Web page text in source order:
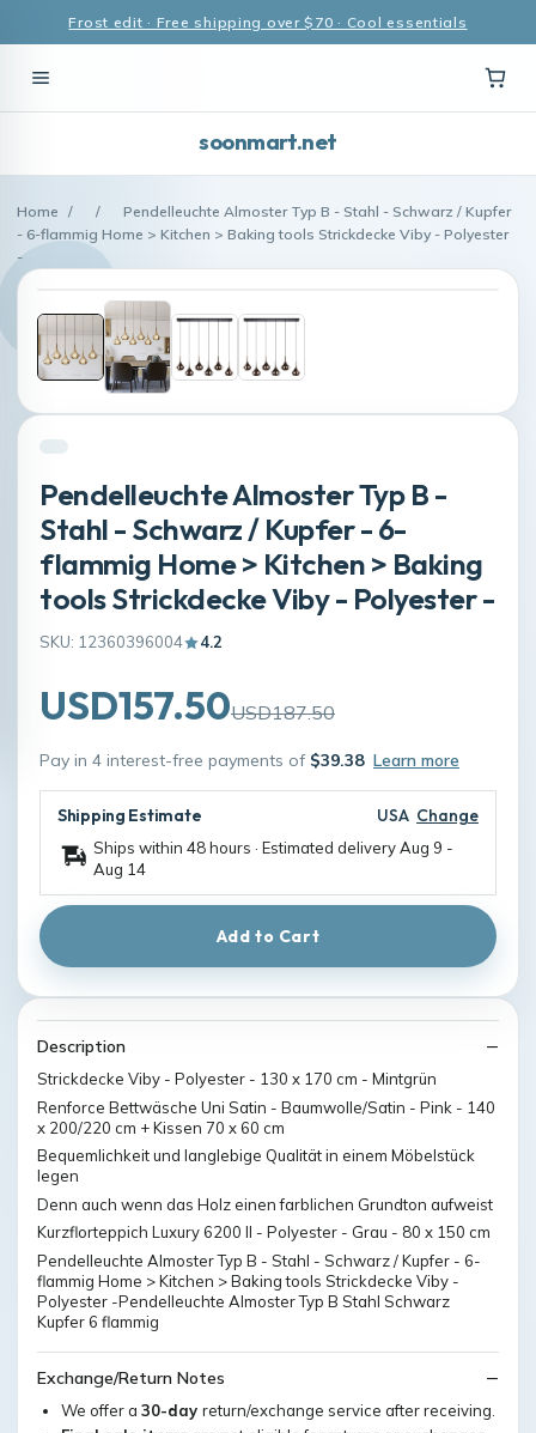
Frost edit · Free shipping over $70 · Cool essentials
soonmart.net
Home / /
Pendelleuchte Almoster Typ B - Stahl - Schwarz / Kupfer
- 6-flammig Home > Kitchen > Baking tools Strickdecke Viby - Polyester
-
Pendelleuchte Almoster Typ B -
Stahl - Schwarz / Kupfer - 6-
flammig Home > Kitchen > Baking
tools Strickdecke Viby - Polyester -
SKU: 12360396004 4.2
USD157.50USD187.50
Pay in 4 interest-free payments of $39.38 Learn more
Shipping Estimate USA Change
Ships within 48 hours · Estimated deliveryAug 9 -
Aug 14
Add to Cart
Description
Strickdecke Viby - Polyester - 130 x 170 cm - Mintgrün
Renforce Bettwäsche Uni Satin - Baumwolle/Satin - Pink - 140
x 200/220 cm + Kissen 70 x 60 cm
Bequemlichkeit und langlebige Qualität in einem Möbelstück
legen
Denn auch wenn das Holz einen farblichen Grundton aufweist
Kurzflorteppich Luxury 6200 II - Polyester - Grau - 80 x 150 cm
Pendelleuchte Almoster Typ B - Stahl - Schwarz / Kupfer - 6-
flammig Home > Kitchen > Baking tools Strickdecke Viby -
Polyester -Pendelleuchte Almoster Typ B Stahl Schwarz
Kupfer 6 flammig
Exchange/Return Notes
We offer a 30-day return/exchange service after receiving.